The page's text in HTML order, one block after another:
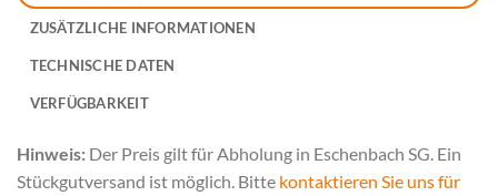
ZUSÄTZLICHE INFORMATIONEN
TECHNISCHE DATEN
VERFÜGBARKEIT
Hinweis: Der Preis gilt für Abholung in Eschenbach SG. Ein
Stückgutversand ist möglich. Bitte kontaktieren Sie uns für